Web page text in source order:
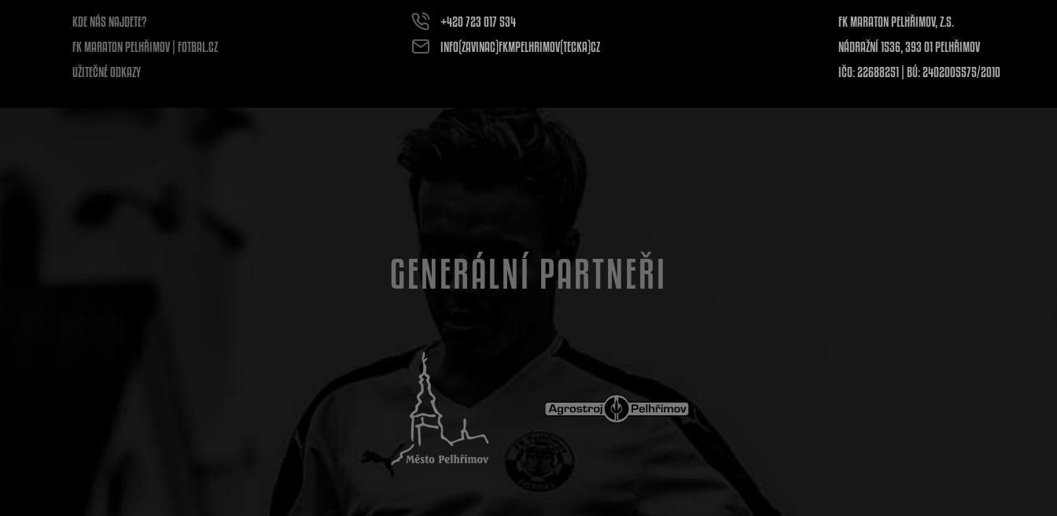
KDE NÁS NAJDETE?
FK MARATON PELHŘIMOV | FOTBAL.CZ
UŽITEČNÉ ODKAZY
+420 723 017 534
INFO(ZAVINAC)FKMPELHRIMOV(TECKA)CZ
FK MARATON PELHŘIMOV, Z.S.
NÁDRAŽNÍ 1536, 393 01 PELHŘIMOV
IČO: 22688251 | BÚ: 2402005575/2010
GENERÁLNÍ PARTNEŘI